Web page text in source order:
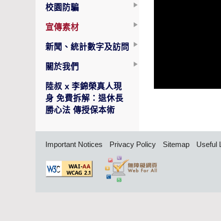
校園防騙
宣傳素材
新聞、統計數字及訪問
關於我們
陸叔 x 李錦榮真人現
身 免費拆解：退休長
勝心法 傳授保本術
Important Notices Privacy Policy Sitemap Useful